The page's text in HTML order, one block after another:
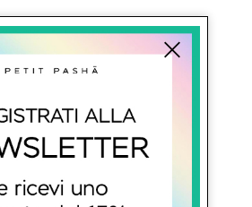
Umberto I 301 Napoli